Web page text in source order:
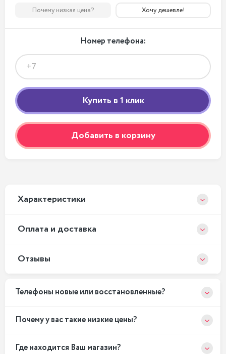
Почему низкая цена? Хочу дешевле!
Номер телефона:
Добавить в корзину
Xарактеристики
Оплата и доставка
Отзывы
Телефоны новые или восстановленные?
Почему у вас такие низкие цены?
Где находится Ваш магазин?